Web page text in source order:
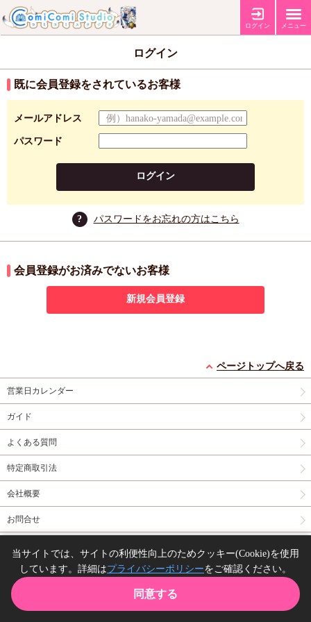
ログイン メニュー
ログイン
既に会員登録をされているお客様
メールアドレス
パスワード
ログイン
? パスワードをお忘れの方はこちら
会員登録がお済みでないお客様
新規会員登録
ページトップへ戻る
営業日カレンダー
ガイド
よくある質問
特定商取引法
会社概要
お問合せ
Copyright(C) comicomi studio. All right reserved.
当サイトでは、サイトの利便性向上のためクッキー(Cookie)を使用
しています。詳細はプライバシーポリシーをご確認ください。
同意する